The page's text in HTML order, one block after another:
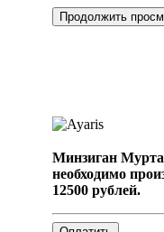
Продолжить
Минзиган
необходимо
12500 рублей.